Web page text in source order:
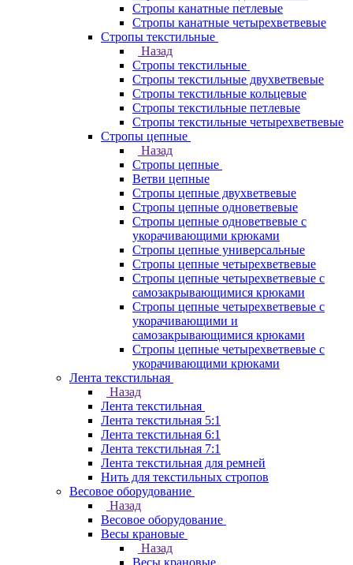
Стропы канатные петлевые
Стропы канатные четырехветвевые
Стропы текстильные
Назад
Стропы текстильные
Стропы текстильные двухветвевые
Стропы текстильные кольцевые
Стропы текстильные петлевые
Стропы текстильные четырехветвевые
Стропы цепные
Назад
Стропы цепные
Ветви цепные
Стропы цепные двухветвевые
Стропы цепные одноветвевые
Стропы цепные одноветвевые с
укорачивающими крюками
Стропы цепные универсальные
Стропы цепные четырехветвевые
Стропы цепные четырехветвевые с
самозакрывающимися крюками
Стропы цепные четырехветвевые с
укорачивающими и
самозакрывающимися крюками
Стропы цепные четырехветвевые с
укорачивающими крюками
Лента текстильная
Назад
Лента текстильная
Лента текстильная 5:1
Лента текстильная 6:1
Лента текстильная 7:1
Лента текстильная для ремней
Нить для текстильных стропов
Весовое оборудование
Назад
Весовое оборудование
Весы крановые
Назад
Весы крановые